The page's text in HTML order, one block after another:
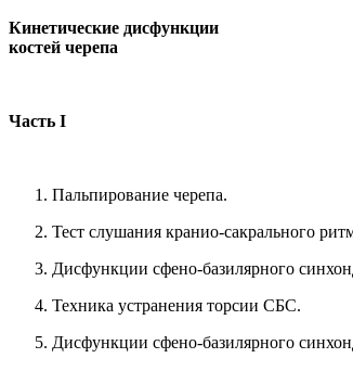
Кинетические дисфункции
костей черепа
Часть I
Пальпирование черепа.
Тест слушания кранио-сакрального
Дисфункции сфено-базилярного
Техника устранения торсии СБС.
Дисфункции сфено-базилярного